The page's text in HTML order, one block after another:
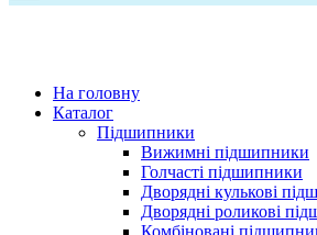
На головну
Каталог
Підшипники
Вижимні підшипники
Голчасті підшипники
Дворядні кулькові
Дворядні роликові
Комбіновані